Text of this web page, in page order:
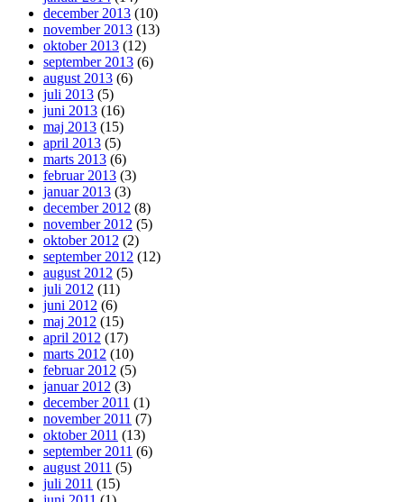
december 2013 (10)
november 2013 (13)
oktober 2013 (12)
september 2013 (6)
august 2013 (6)
juli 2013 (5)
juni 2013 (16)
maj 2013 (15)
april 2013 (5)
marts 2013 (6)
februar 2013 (3)
januar 2013 (3)
december 2012 (8)
november 2012 (5)
oktober 2012 (2)
september 2012 (12)
august 2012 (5)
juli 2012 (11)
juni 2012 (6)
maj 2012 (15)
april 2012 (17)
marts 2012 (10)
februar 2012 (5)
januar 2012 (3)
december 2011 (1)
november 2011 (7)
oktober 2011 (13)
september 2011 (6)
august 2011 (5)
juli 2011 (15)